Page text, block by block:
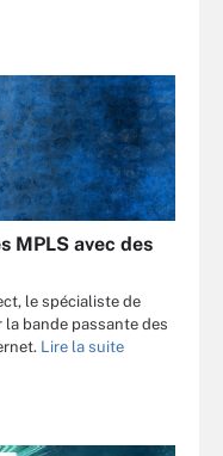
MPLS avec des
le spécialiste de
la bande passante des
Lire la suite